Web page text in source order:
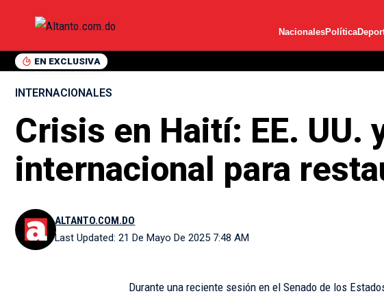
NacionalesPolítica
EN EXCLUSIVA
INTERNACIONALES
Crisis en Haití: EE. UU.
internacional para
Last Updated: 21 De Mayo De 2025 7:48 AM
ALTANTO.COM.DO
Durante una reciente sesión en el Senado de los